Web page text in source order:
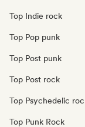
Top Indie rock
Top Pop punk
Top Post punk
Top Post rock
Top Psychedelic
Top Punk Rock